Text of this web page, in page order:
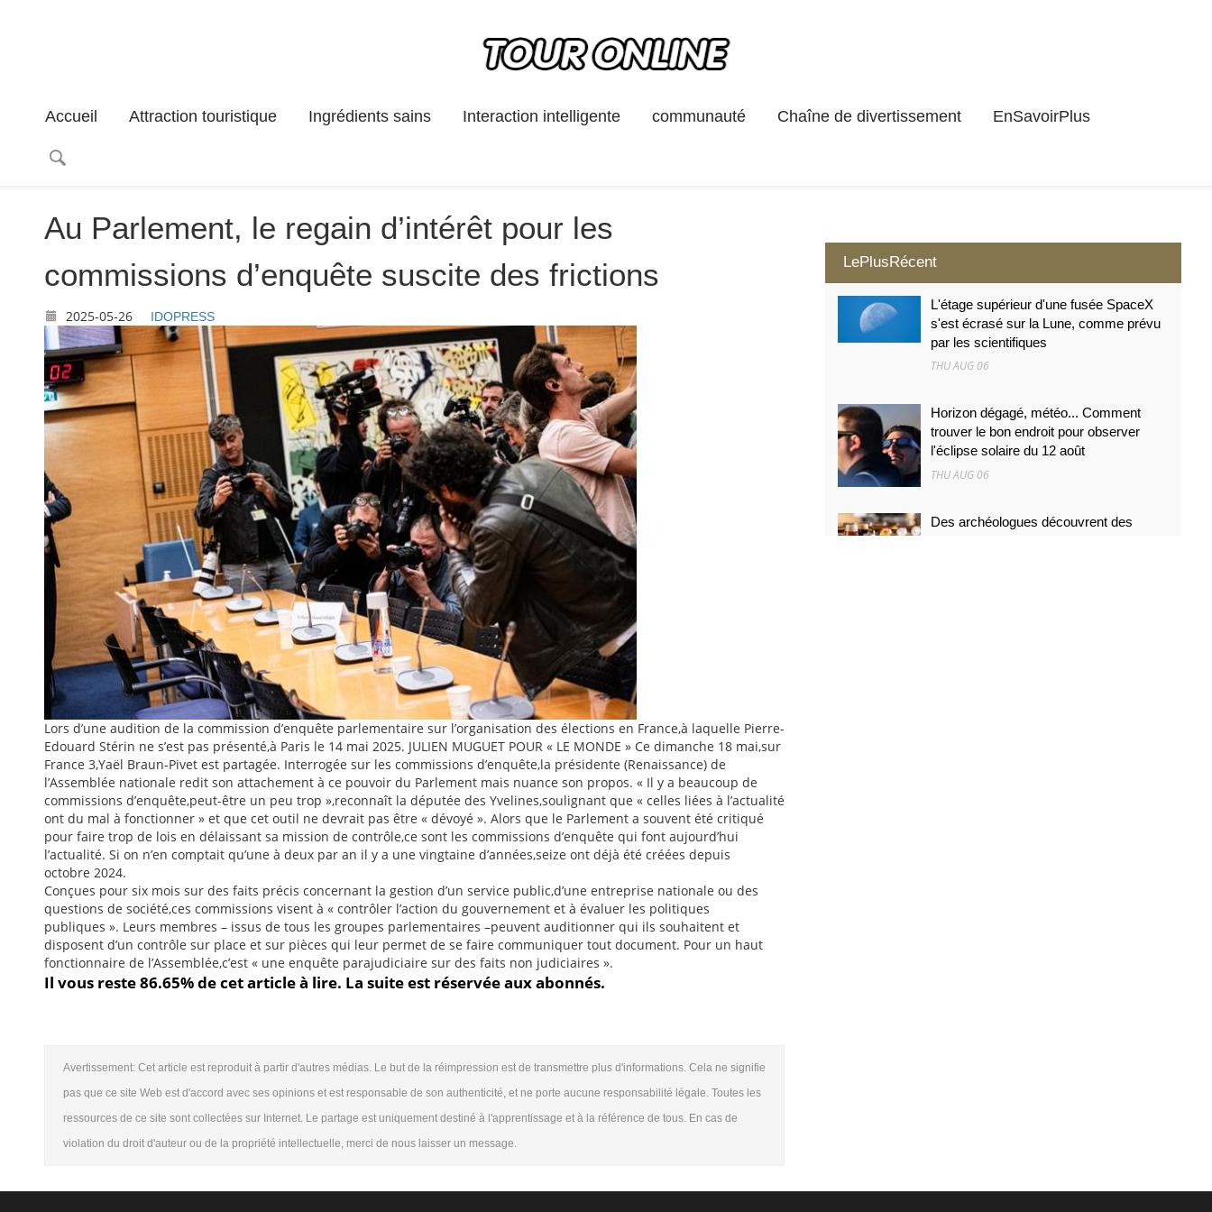
Accueil Attraction touristique Ingrédients sains Interaction intelligente communauté Chaîne de divertissement EnSavoirPlus
Au Parlement, le regain d’intérêt pour les
commissions d’enquête suscite des frictions
2025-05-26 IDOPRESS
Lors d’une audition de la commission d’enquête parlementaire sur l’organisation des élections en France,à laquelle Pierre-
Edouard Stérin ne s’est pas présenté,à Paris le 14 mai 2025. JULIEN MUGUET POUR « LE MONDE » Ce dimanche 18 mai,sur
France 3,Yaël Braun-Pivet est partagée. Interrogée sur les commissions d’enquête,la présidente (Renaissance) de
l’Assemblée nationale redit son attachement à ce pouvoir du Parlement mais nuance son propos. « Il y a beaucoup de
commissions d’enquête,peut-être un peu trop »,reconnaît la députée des Yvelines,soulignant que « celles liées à l’actualité
ont du mal à fonctionner » et que cet outil ne devrait pas être « dévoyé ». Alors que le Parlement a souvent été critiqué
pour faire trop de lois en délaissant sa mission de contrôle,ce sont les commissions d’enquête qui font aujourd’hui
l’actualité. Si on n’en comptait qu’une à deux par an il y a une vingtaine d’années,seize ont déjà été créées depuis
octobre 2024.
Conçues pour six mois sur des faits précis concernant la gestion d’un service public,d’une entreprise nationale ou des
questions de société,ces commissions visent à « contrôler l’action du gouvernement et à évaluer les politiques
publiques ». Leurs membres – issus de tous les groupes parlementaires –peuvent auditionner qui ils souhaitent et
disposent d’un contrôle sur place et sur pièces qui leur permet de se faire communiquer tout document. Pour un haut
fonctionnaire de l’Assemblée,c’est « une enquête parajudiciaire sur des faits non judiciaires ».
Il vous reste 86.65% de cet article à lire. La suite est réservée aux abonnés.
Avertissement: Cet article est reproduit à partir d'autres médias. Le but de la réimpression est de transmettre plus d'informations. Cela ne signifie
pas que ce site Web est d'accord avec ses opinions et est responsable de son authenticité, et ne porte aucune responsabilité légale. Toutes les
ressources de ce site sont collectées sur Internet. Le partage est uniquement destiné à l'apprentissage et à la référence de tous. En cas de
violation du droit d'auteur ou de la propriété intellectuelle, merci de nous laisser un message.
LePlusRécent
L'étage supérieur d'une fusée SpaceX
s'est écrasé sur la Lune, comme prévu
par les scientifiques
THU AUG 06
Horizon dégagé, météo... Comment
trouver le bon endroit pour observer
l'éclipse solaire du 12 août
THU AUG 06
Des archéologues découvrent des